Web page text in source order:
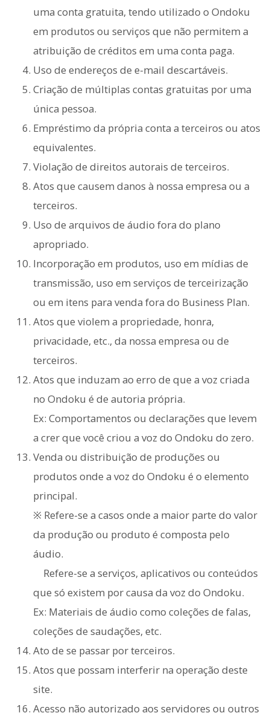
uma conta gratuita, tendo utilizado o Ondoku
em produtos ou serviços que não permitem a
atribuição de créditos em uma conta paga.
Uso de endereços de e-mail descartáveis.
Criação de múltiplas contas gratuitas por uma
única pessoa.
Empréstimo da própria conta a terceiros ou atos
equivalentes.
Violação de direitos autorais de terceiros.
Atos que causem danos à nossa empresa ou a
terceiros.
Uso de arquivos de áudio fora do plano
apropriado.
Incorporação em produtos, uso em mídias de
transmissão, uso em serviços de terceirização
ou em itens para venda fora do Business Plan.
Atos que violem a propriedade, honra,
privacidade, etc., da nossa empresa ou de
terceiros.
Atos que induzam ao erro de que a voz criada
no Ondoku é de autoria própria.
Ex: Comportamentos ou declarações que levem
a crer que você criou a voz do Ondoku do zero.
Venda ou distribuição de produções ou
produtos onde a voz do Ondoku é o elemento
principal.
※ Refere-se a casos onde a maior parte do valor
da produção ou produto é composta pelo
áudio.
Refere-se a serviços, aplicativos ou conteúdos
que só existem por causa da voz do Ondoku.
Ex: Materiais de áudio como coleções de falas,
coleções de saudações, etc.
Ato de se passar por terceiros.
Atos que possam interferir na operação deste
site.
Acesso não autorizado aos servidores ou outros